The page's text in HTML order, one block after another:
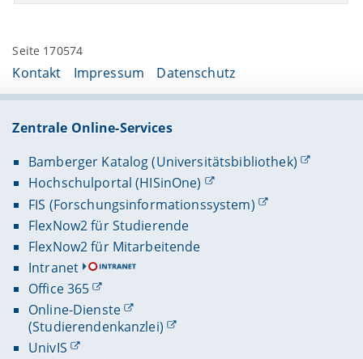
Seite 170574
Kontakt Impressum Datenschutz
Zentrale Online-Services
Bamberger Katalog (Universitätsbibliothek)
Hochschulportal (HISinOne)
FIS (Forschungsinformationssystem)
FlexNow2 für Studierende
FlexNow2 für Mitarbeitende
Intranet
Office 365
Online-Dienste
(Studierendenkanzlei)
UnivIS